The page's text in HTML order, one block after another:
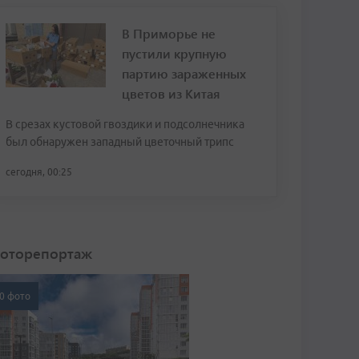
В Приморье не
пустили крупную
партию зараженных
цветов из Китая
В срезах кустовой гвоздики и подсолнечника
был обнаружен западный цветочный трипс
сегодня, 00:25
фото